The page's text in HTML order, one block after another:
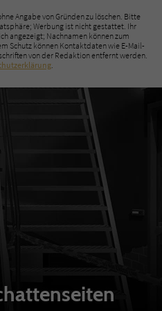
Angabe von Gründen zu löschen. Bitte
Werbung ist nicht gestattet. Ihr
angezeigt; Nachnamen können zum
Schutz können Kontaktdaten wie E-Mail-
von der Redaktion entfernt werden.